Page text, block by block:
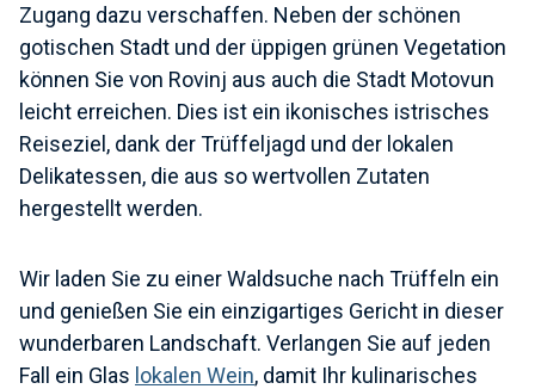
Zugang dazu verschaffen. Neben der schönen
gotischen Stadt und der üppigen grünen Vegetation
können Sie von Rovinj aus auch die Stadt Motovun
leicht erreichen. Dies ist ein ikonisches istrisches
Reiseziel, dank der Trüffeljagd und der lokalen
Delikatessen, die aus so wertvollen Zutaten
hergestellt werden.
Wir laden Sie zu einer Waldsuche nach Trüffeln ein
und genießen Sie ein einzigartiges Gericht in dieser
wunderbaren Landschaft. Verlangen Sie auf jeden
Fall ein Glas lokalen Wein, damit Ihr kulinarisches